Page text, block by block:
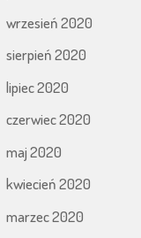
wrzesień 2020
sierpień 2020
lipiec 2020
czerwiec 2020
maj 2020
kwiecień 2020
marzec 2020